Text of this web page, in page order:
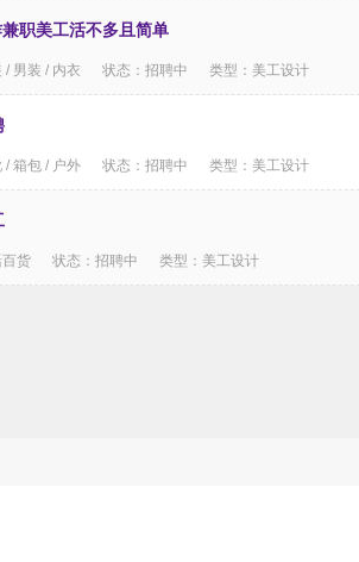
职美工活不多且简单
/ 男装 / 内衣 状态：招聘中 类型：美工设计
/ 箱包 / 户外 状态：招聘中 类型：美工设计
货 状态：招聘中 类型：美工设计